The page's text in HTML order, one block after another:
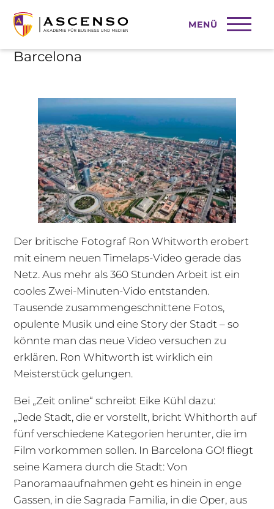
MENÜ
Neues Timelaps-Video über
Barcelona
Der britische Fotograf Ron Whitworth erobert
mit einem neuen Timelaps-Video gerade das
Netz. Aus mehr als 360 Stunden Arbeit ist ein
cooles Zwei-Minuten-Vido entstanden.
Tausende zusammengeschnittene Fotos,
opulente Musik und eine Story der Stadt – so
könnte man das neue Video versuchen zu
erklären. Ron Whitworth ist wirklich ein
Meisterstück gelungen.
Bei „Zeit online“ schreibt Eike Kühl dazu:
„Jede Stadt, die er vorstellt, bricht Whithorth auf
fünf verschiedene Kategorien herunter, die im
Film vorkommen sollen. In Barcelona GO! fliegt
seine Kamera durch die Stadt: Von
Panoramaaufnahmen geht es hinein in enge
Gassen, in die Sagrada Familia, in die Oper, aus